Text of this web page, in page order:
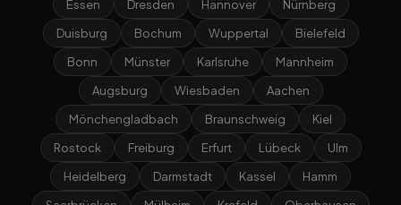
Essen
Dresden Hannover
Nürnberg
Duisburg
Bochum Wuppertal
Bielefeld
Bonn
Münster Karlsruhe
Mannheim
Augsburg
Wiesbaden
Aachen
Mönchengladbach
Braunschweig
Kiel
Rostock
Freiburg Erfurt Lübeck
Ulm
Heidelberg
Darmstadt Kassel
Hamm